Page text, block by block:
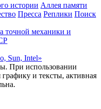
истории Аллея памяти
Пресса Реплики Поиск
точной механики и
Sun, Intel»
При использовании
и тексты, активная